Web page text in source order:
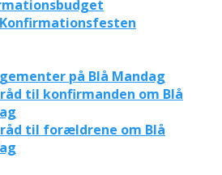
på Blå Mandag
til konfirmanden om Blå
råd til forældrene om Blå